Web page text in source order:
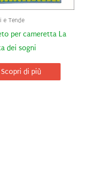
e Tende
per cameretta La
dei sogni
Scopri di più